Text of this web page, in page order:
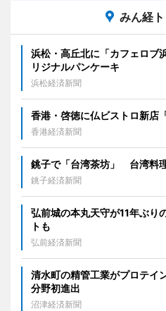
みん経
浜松・高丘北に「カフェロ
リジナルパンケーキ
浜松経済新聞
香港・啓徳に仏ビストロ新店
香港経済新聞
銚子で「台湾茶坊」 台湾料
銚子経済新聞
弘前城の本丸天守が11年ぶ
トも
弘前経済新聞
清水町の精管工業がプロテイ
分野初進出
沼津経済新聞